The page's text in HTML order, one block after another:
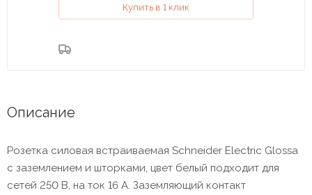
Купить в 1 клик
Описание
Розетка силовая встраиваемая Schneider Electric Glossa
с заземлением и шторками, цвет белый подходит для
сетей 250 В, на ток 16 А. Заземляющий контакт